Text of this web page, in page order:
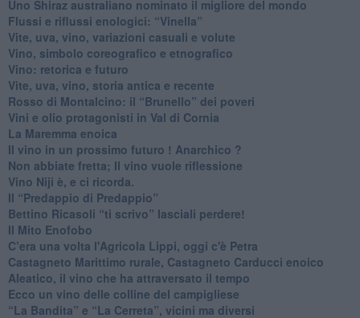
Uno Shiraz australiano nominato il migliore del mondo
​Flussi e riflussi enologici: “Vinella”
Vite, uva, vino, variazioni casuali e volute
Vino, simbolo coreografico e etnografico
​Vino: retorica e futuro
​Vite, uva, vino, storia antica e recente
​Rosso di Montalcino: il “Brunello” dei poveri
Vini e olio protagonisti in Val di Cornia
​La Maremma enoica
Il vino in un prossimo futuro ! Anarchico ?
​Non abbiate fretta; Il vino vuole riflessione
​Vino Niji è, e ci ricorda.
Il “Predappio di Predappio”
Bettino Ricasoli “ti scrivo” lasciali perdere!
Il Mito Enofobo
​C’era una volta l'Agricola Lippi, oggi c'è Petra
​Castagneto Marittimo rurale, Castagneto Carducci enoico
Aleatico, il vino che ha attraversato il tempo
Ecco un vino delle colline del campigliese
“La Bandita” e “La Cerreta”, vicini ma diversi